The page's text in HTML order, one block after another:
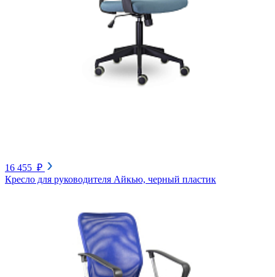
16 455 ₽
Кресло для руководителя Айкью, черный пластик